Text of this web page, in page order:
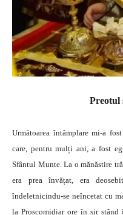
Preotul
Următoarea întâmplare mi-a
care, pentru mulți ani, a fost
Sfântul Munte. La o mănăstire
era prea învățat, era
îndeletnicindu-se neîncetat cu
la Proscomidiar ore în șir